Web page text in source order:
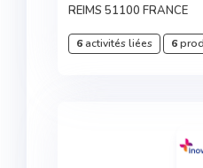
REIMS 51100 FRANCE
6activités liées 6